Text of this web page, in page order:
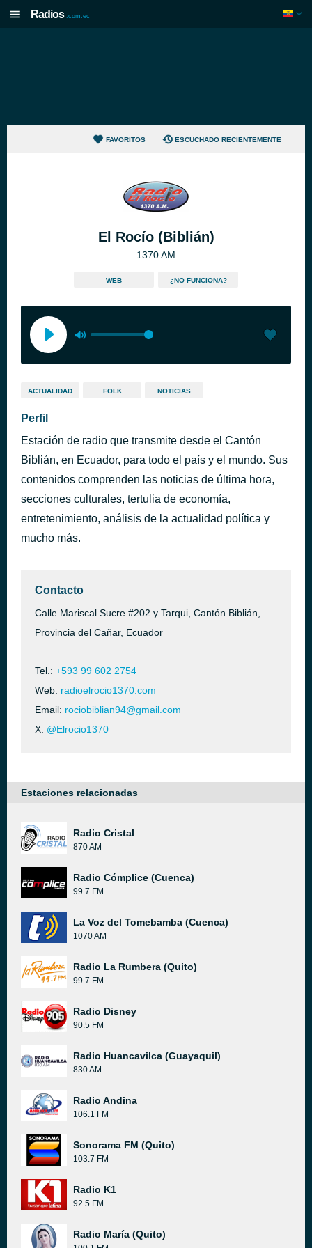
Radios .com.ec
FAVORITOS ESCUCHADO RECIENTEMENTE
El Rocío (Biblián)
1370 AM
WEB ¿NO FUNCIONA?
ACTUALIDAD FOLK NOTICIAS
Perfil
Estación de radio que transmite desde el Cantón
Biblián, en Ecuador, para todo el país y el mundo. Sus
contenidos comprenden las noticias de última hora,
secciones culturales, tertulia de economía,
entretenimiento, análisis de la actualidad política y
mucho más.
Contacto
Calle Mariscal Sucre #202 y Tarqui, Cantón Biblián,
Provincia del Cañar, Ecuador
Tel.: +593 99 602 2754
Web: radioelrocio1370.com
Email: rociobiblian94@gmail.com
X: @Elrocio1370
Estaciones relacionadas
Radio Cristal
870 AM
Radio Cómplice (Cuenca)
99.7 FM
La Voz del Tomebamba (Cuenca)
1070 AM
Radio La Rumbera (Quito)
99.7 FM
Radio Disney
90.5 FM
Radio Huancavilca (Guayaquil)
830 AM
Radio Andina
106.1 FM
Sonorama FM (Quito)
103.7 FM
Radio K1
92.5 FM
Radio María (Quito)